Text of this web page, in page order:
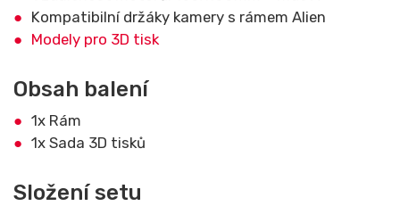
Kompatibilní držáky kamery s rámem Alien
Modely pro 3D tisk
Obsah balení
1x Rám
1x Sada 3D tisků
Složení setu